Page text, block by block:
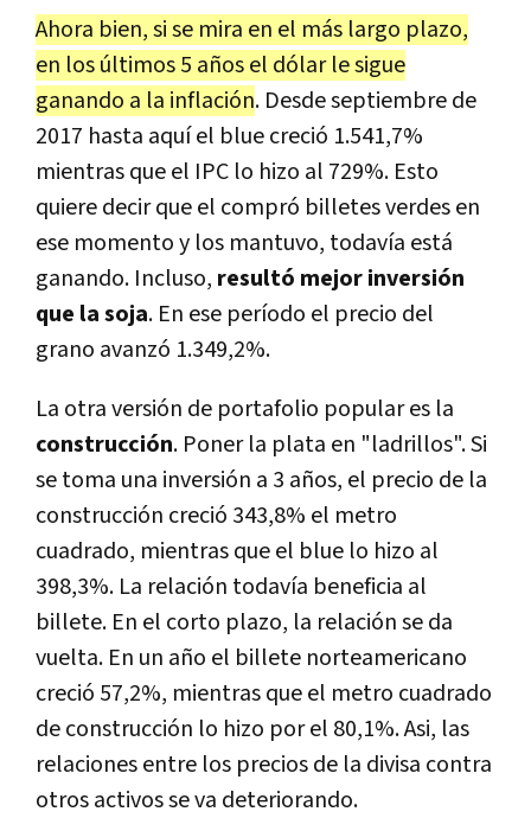
Ahora bien, si se mira en el más largo plazo,
en los últimos 5 años el dólar le sigue
ganando a la inflación. Desde septiembre de
2017 hasta aquí el blue creció 1.541,7%
mientras que el IPC lo hizo al 729%. Esto
quiere decir que el compró billetes verdes en
ese momento y los mantuvo, todavía está
ganando. Incluso, resultó mejor inversión
que la soja. En ese período el precio del
grano avanzó 1.349,2%.
La otra versión de portafolio popular es la
construcción. Poner la plata en "ladrillos". Si
se toma una inversión a 3 años, el precio de la
construcción creció 343,8% el metro
cuadrado, mientras que el blue lo hizo al
398,3%. La relación todavía beneficia al
billete. En el corto plazo, la relación se da
vuelta. En un año el billete norteamericano
creció 57,2%, mientras que el metro cuadrado
de construcción lo hizo por el 80,1%. Asi, las
relaciones entre los precios de la divisa contra
otros activos se va deteriorando.